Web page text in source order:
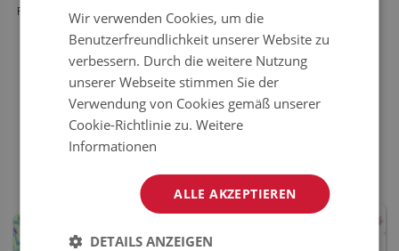
PVC SCHREIBTISCHMATTE ROSA
WOLKEN
39.99 EUR
JETZT
KAUFEN
SCHREIBTISCHUNTERLAGE
BALLONS UND LUFTSCHIFFEN
PREIS: 39.99
JETZT
KAUFEN
Wir verwenden Cookies, um die
Benutzerfreundlichkeit unserer Website zu
verbessern. Durch die weitere Nutzung
unserer Webseite stimmen Sie der
Verwendung von Cookies gemäß unserer
Cookie-Richtlinie zu.Weitere
Informationen
ALLE AKZEPTIEREN
DETAILS ANZEIGEN